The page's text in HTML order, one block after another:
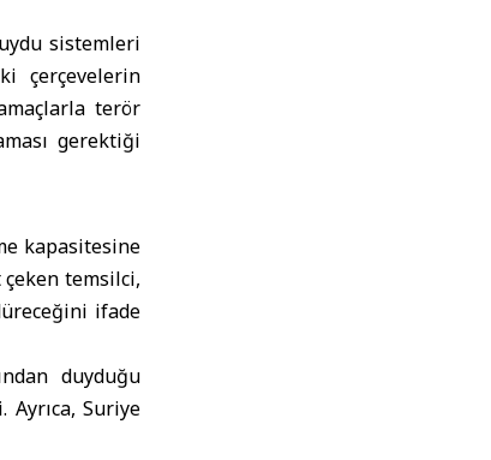
sistemleri
çerçevelerin
terör
gerektiği
kapasitesine
temsilci,
ifade
duyduğu
Suriye